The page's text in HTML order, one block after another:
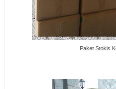
Paket Stokis